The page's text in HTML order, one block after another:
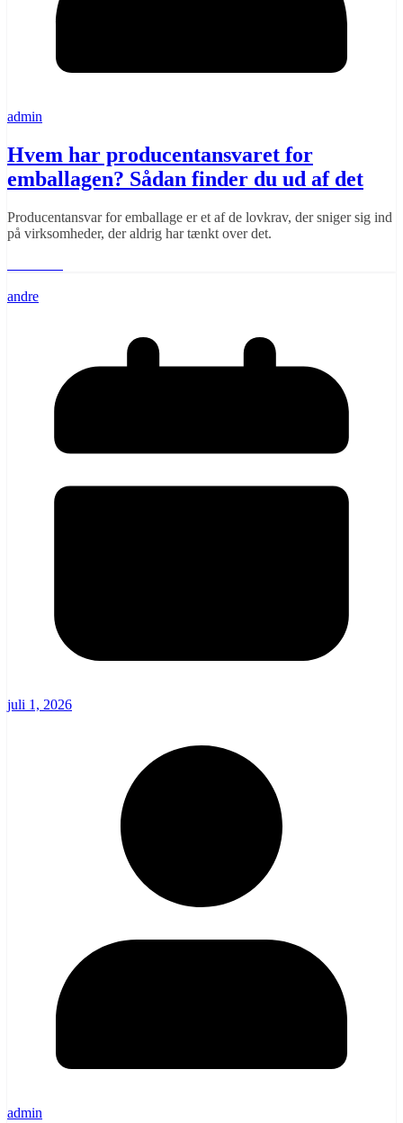
admin
Hvem har producentansvaret for
emballagen? Sådan finder du ud af det
Producentansvar for emballage er et af de lovkrav, der sniger sig ind
på virksomheder, der aldrig har tænkt over det.
andre
juli 1, 2026
admin